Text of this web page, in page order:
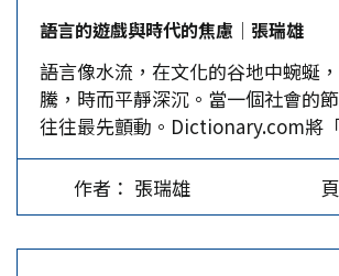
生動地將南京大屠殺慘劇重現人前。
心區域的「萬人坑」遺址，更構成了
高潮。陳列室裡，沙石的地面、銹蝕
的燈光等構成的環境中，展現出來
參觀者真切感受當年同胞受難的慘
多特別的設計和建築，例如刻有大
叢葬地標誌碑，刻有部分遇難者姓
「殘破的城牆、殘缺的軍刀、遇難
並以一介書生組織義軍，招募鄉勇，
「願人人戰死而失台，決不願拱手而
侵的日軍英勇鬥爭，決心用生命捍衛
在眾多抗日義軍中，規模最大的是
所領導的兩支隊伍。從劉永福領導
丘逢甲組織義軍奮起反抗。從1895
北阻擊戰，到台南的陷落，在近半
奮戰中，無助的台灣軍民用鮮血和
（1746），第14世林石離開福建漳
台灣，以耕種為生，後定居霧峰。乾
林家子嗣陸續搬到霧峰，家族由上到
努力不懈，終於奠定家族事業，成
族。林家三代心懷祖國，法國人打
抗法；林朝棟的兒子林祖密（字季
與辛亥革命；祖密的兒子林正亨參與
霧峰林家用了一百多年的時間，以
語言的遊戲與時代的焦慮│張瑞雄
語言像水流，在文化的谷地中蜿蜒
騰，時而平靜深沉。當一個社會的
往往最先顫動。Dictionary.com將
2025年度詞彙，引發熱議，彷彿有
投下一顆小石，激起狂歡與不安。
地模仿那個上下搖動的手勢，宣示
作者： 張瑞雄